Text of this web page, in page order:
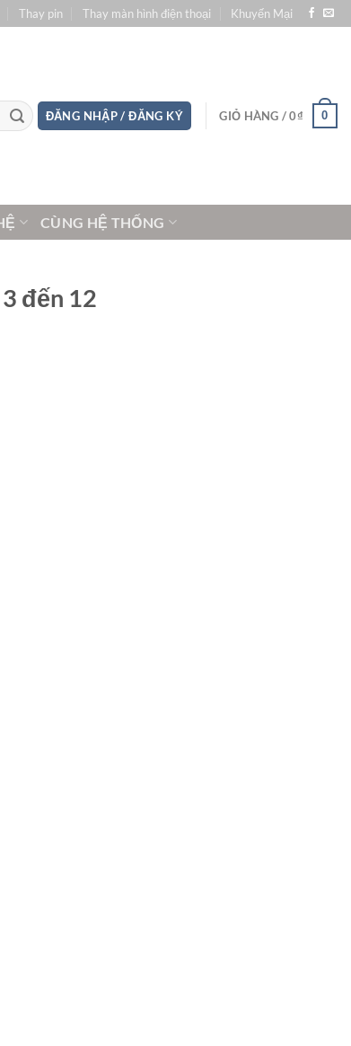
Thay pin Thay màn hình điện thoại Khuyến Mại
ĐĂNG NHẬP / ĐĂNG KÝ GIỎ HÀNG /0₫ 0
CÙNG HỆ THỐNG
đến 12